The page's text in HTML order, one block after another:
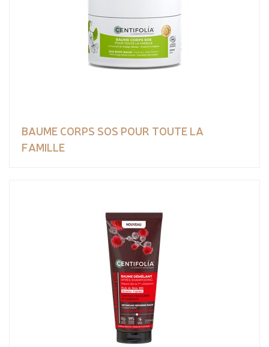
BAUME CORPS SOS POUR TOUTE LA
FAMILLE